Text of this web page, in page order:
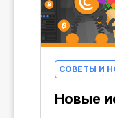
СОВЕТЫ И
Новые